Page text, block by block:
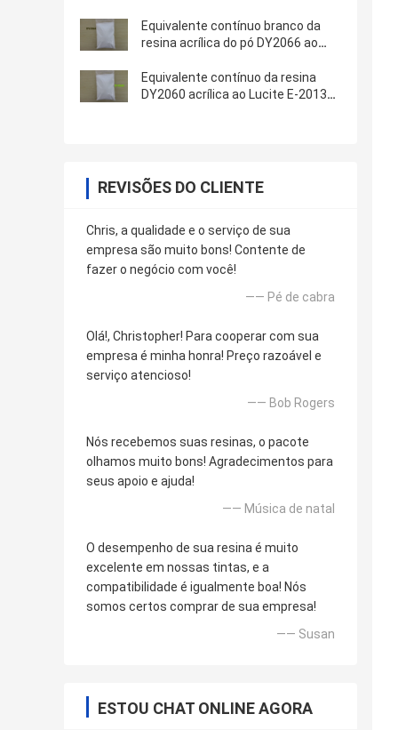
código 3906909090 do HS
Equivalente contínuo branco da
resina acrílica do pó DY2066 ao
impressão do Gravure
Equivalente contínuo da resina
DY2060 acrílica ao Lucite E-2013
REVISÕES DO CLIENTE
Chris, a qualidade e o serviço de sua
empresa são muito bons! Contente de
fazer o negócio com você!
—— Pé de cabra
Olá!, Christopher! Para cooperar com sua
empresa é minha honra! Preço razoável e
serviço atencioso!
—— Bob Rogers
Nós recebemos suas resinas, o pacote
olhamos muito bons! Agradecimentos para
seus apoio e ajuda!
—— Música de natal
O desempenho de sua resina é muito
excelente em nossas tintas, e a
compatibilidade é igualmente boa! Nós
somos certos comprar de sua empresa!
—— Susan
ESTOU CHAT ONLINE AGORA